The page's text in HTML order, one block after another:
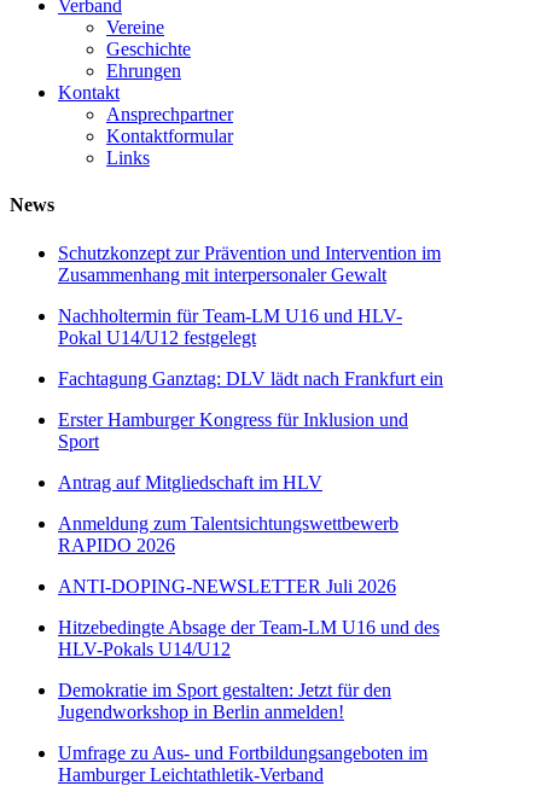
Verband
Vereine
Geschichte
Ehrungen
Kontakt
Ansprechpartner
Kontaktformular
Links
News
Schutzkonzept zur Prävention und Intervention im
Zusammenhang mit interpersonaler Gewalt
Nachholtermin für Team-LM U16 und HLV-
Pokal U14/U12 festgelegt
Fachtagung Ganztag: DLV lädt nach Frankfurt ein
Erster Hamburger Kongress für Inklusion und
Sport
Antrag auf Mitgliedschaft im HLV
Anmeldung zum Talentsichtungswettbewerb
RAPIDO 2026
ANTI-DOPING-NEWSLETTER Juli 2026
Hitzebedingte Absage der Team-LM U16 und des
HLV-Pokals U14/U12
Demokratie im Sport gestalten: Jetzt für den
Jugendworkshop in Berlin anmelden!
Umfrage zu Aus- und Fortbildungsangeboten im
Hamburger Leichtathletik-Verband